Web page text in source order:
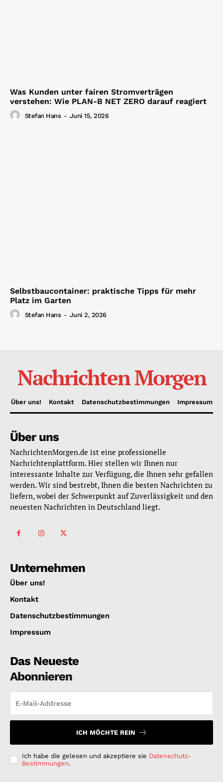
Was Kunden unter fairen Stromverträgen
verstehen: Wie PLAN-B NET ZERO darauf reagiert
Stefan Hans - Juni 15, 2026
Selbstbaucontainer: praktische Tipps für mehr
Platz im Garten
Stefan Hans - Juni 2, 2026
Nachrichten Morgen
Über uns! Kontakt Datenschutzbestimmungen Impressum
Über uns
NachrichtenMorgen.de ist eine professionelle
Nachrichtenplattform. Hier stellen wir Ihnen nur
interessante Inhalte zur Verfügung, die Ihnen sehr gefallen
werden. Wir sind bestrebt, Ihnen die besten Nachrichten zu
liefern, wobei der Schwerpunkt auf Zuverlässigkeit und den
neuesten Nachrichten in Deutschland liegt.
Unternehmen
Über uns!
Kontakt
Datenschutzbestimmungen
Impressum
Das Neueste
Abonnieren
ICH MÖCHTE REIN
Ich habe die gelesen und akzeptiere sie Datenschutz-
Bestimmungen.